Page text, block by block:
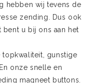
hebben wij tevens de
zending. Dus ook
u bij ons aan het
gunstige
onze snelle en
magneet buttons.